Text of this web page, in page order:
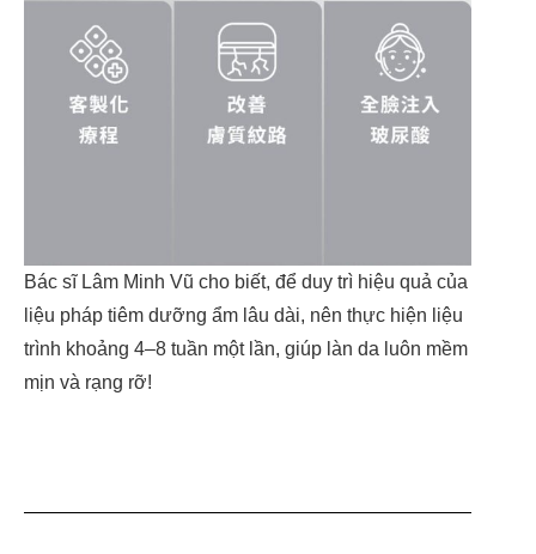
Bác sĩ Lâm Minh Vũ cho biết, để duy trì hiệu quả của
liệu pháp tiêm dưỡng ẩm lâu dài, nên thực hiện liệu
trình khoảng 4–8 tuần một lần, giúp làn da luôn mềm
mịn và rạng rỡ!